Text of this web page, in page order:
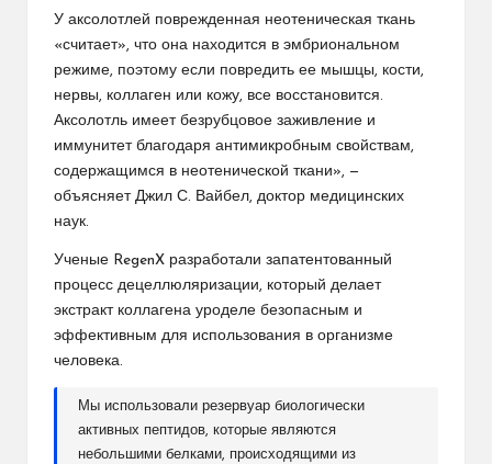
У аксолотлей поврежденная неотеническая ткань
«считает», что она находится в эмбриональном
режиме, поэтому если повредить ее мышцы, кости,
нервы, коллаген или кожу, все восстановится.
Аксолотль имеет безрубцовое заживление и
иммунитет благодаря антимикробным свойствам,
содержащимся в неотенической ткани», —
объясняет Джил С. Вайбел, доктор медицинских
наук.
Ученые RegenX разработали запатентованный
процесс децеллюляризации, который делает
экстракт коллагена уроделе безопасным и
эффективным для использования в организме
человека.
Мы использовали резервуар биологически
активных пептидов, которые являются
небольшими белками, происходящими из